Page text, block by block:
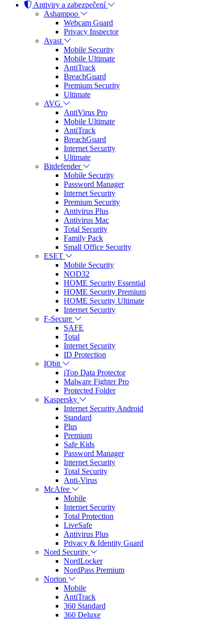
Antiviry a zabezpečení
Ashampoo
Webcam Guard
Privacy Inspector
Avast
Mobile Security
Mobile Ultimate
AntiTrack
BreachGuard
Premium Security
Ultimate
AVG
AntiVirus Pro
Mobile Ultimate
AntiTrack
BreachGuard
Internet Security
Ultimate
Bitdefender
Mobile Security
Password Manager
Internet Security
Premium Security
Antivirus Plus
Antivirus Mac
Total Security
Family Pack
Small Office Security
ESET
Mobile Security
NOD32
HOME Security Essential
HOME Security Premium
HOME Security Ultimate
Internet Security
F-Secure
SAFE
Total
Internet Security
ID Protection
IObit
iTop Data Protector
Malware Fighter Pro
Protected Folder
Kaspersky
Internet Security Android
Standard
Plus
Premium
Safe Kids
Password Manager
Internet Security
Total Security
Anti-Virus
McAfee
Mobile
Internet Security
Total Protection
LiveSafe
Antivirus Plus
Privacy & Identity Guard
Nord Security
NordLocker
NordPass Premium
Norton
Mobile
AntiTrack
360 Standard
360 Deluxe